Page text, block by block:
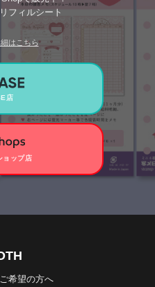
フィルシート
はこちら
店
ョップ店
希望の方へ